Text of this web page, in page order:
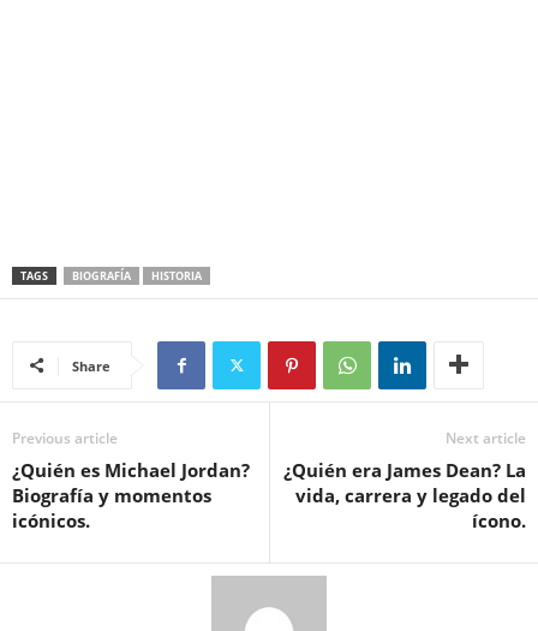
TAGS BIOGRAFÍA HISTORIA
Share
Previous article
¿Quién es Michael Jordan?
Biografía y momentos
icónicos.
Next article
¿Quién era James Dean? La
vida, carrera y legado del
ícono.